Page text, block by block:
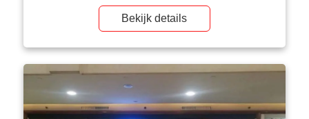
weather displays, met een lichte en dunne structuur,
high-definition en zacht display-effect. De
substraat maakt het product licht, dun en compact;
Bekijk details